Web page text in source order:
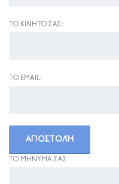
ΤΟ ΚΙΝΗΤΌ ΣΑΣ:
ΤΟ EMAIL:
ΤΟ ΜΉΝΥΜΑ ΣΑΣ